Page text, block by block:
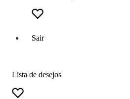
Sair
Lista de desejos